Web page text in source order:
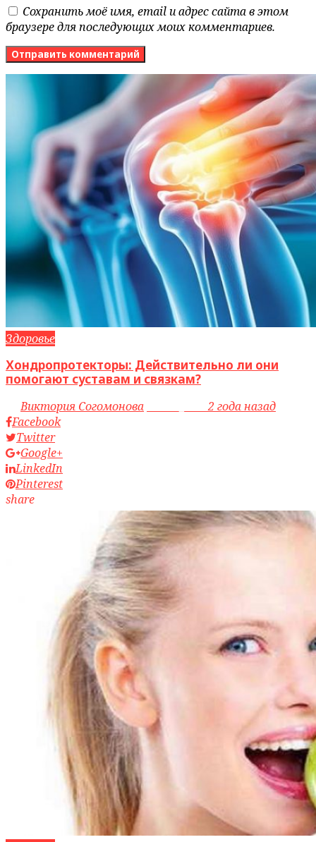
Сохранить моё имя, email и адрес сайта в этом
браузере для последующих моих комментариев.
Здоровье
Хондропротекторы: Действительно ли они
помогают суставам и связкам?
byВиктория Согомонова access_time2 года назад
Facebook
Twitter
Google+
LinkedIn
Pinterest
share